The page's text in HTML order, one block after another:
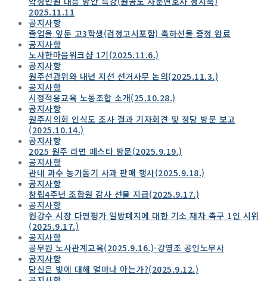
2025.11.11
공지사항
졸업을 앞둔 고3학생(검정고시포함) 축하선물 증정 완료
공지사항
노사한마음워크샵 1기(2025.11.6.)
공지사항
원주선관위와 내년 지선 선거사무 논의(2025.11.3.)
공지사항
시정적응교육 노동조합 소개(25.10.28.)
공지사항
원주시의회 인식도 조사 결과 기자회견 및 정당 방문 보고
(2025.10.14.)
공지사항
2025 원주 라면 페스타 방문(2025.9.19.)
공지사항
관내 과수 농가돕기 사과 판매 행사(2025.9.18.)
공지사항
창립4주년 조합원 감사 선물 지급(2025.9.17.)
공지사항
원강수 시장 다면평가 일방폐지에 대한 기소 재차 촉구 1인 시위
(2025.9.17.)
공지사항
공무원 노사관계교육(2025.9.16.)-강영조 공인노무사
공지사항
당신은 빚에 대해 얼마나 아는가?(2025.9.12.)